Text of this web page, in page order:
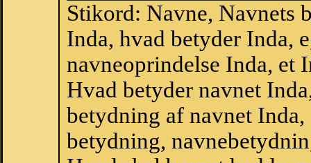
Stikord: Navne, Navnets
Inda, hvad betyder Inda,
navneoprindelse Inda, et
Hvad betyder navnet
betydning af navnet
betydning,